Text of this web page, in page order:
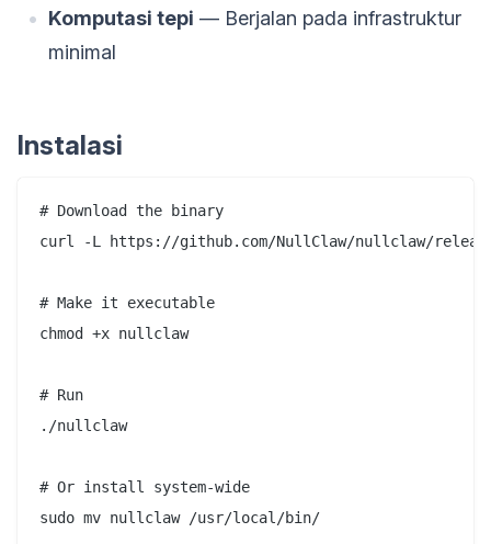
Komputasi tepi — Berjalan pada infrastruktur
minimal
Instalasi
# Download the binary
curl -L https://github.com/NullClaw/nullclaw/
# Make it executable
chmod +x nullclaw
# Run
./nullclaw
# Or install system-wide